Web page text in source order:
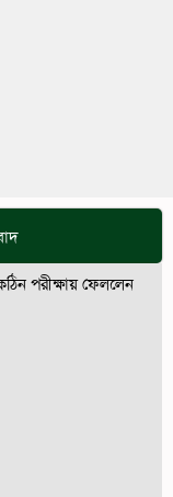
পরীক্ষায় ফেললেন